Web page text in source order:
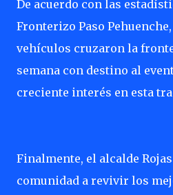
De acuerdo con las
Fronterizo Paso
vehículos cruzaron la
semana con destino al
creciente interés en esta
Finalmente, el alcalde
comunidad a revivir los